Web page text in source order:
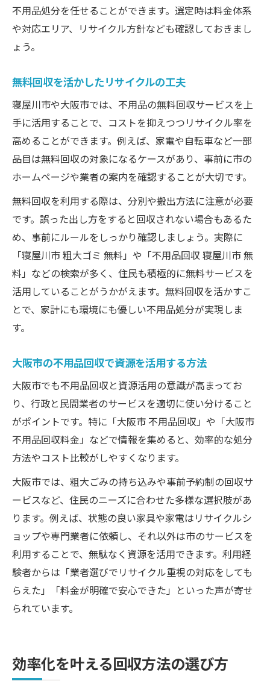
不用品処分を任せることができます。選定時は料金体系
や対応エリア、リサイクル方針なども確認しておきまし
ょう。
無料回収を活かしたリサイクルの工夫
寝屋川市や大阪市では、不用品の無料回収サービスを上
手に活用することで、コストを抑えつつリサイクル率を
高めることができます。例えば、家電や自転車など一部
品目は無料回収の対象になるケースがあり、事前に市の
ホームページや業者の案内を確認することが大切です。
無料回収を利用する際は、分別や搬出方法に注意が必要
です。誤った出し方をすると回収されない場合もあるた
め、事前にルールをしっかり確認しましょう。実際に
「寝屋川市 粗大ゴミ 無料」や「不用品回収 寝屋川市 無
料」などの検索が多く、住民も積極的に無料サービスを
活用していることがうかがえます。無料回収を活かすこ
とで、家計にも環境にも優しい不用品処分が実現しま
す。
大阪市の不用品回収で資源を活用する方法
大阪市でも不用品回収と資源活用の意識が高まってお
り、行政と民間業者のサービスを適切に使い分けること
がポイントです。特に「大阪市 不用品回収」や「大阪市
不用品回収料金」などで情報を集めると、効率的な処分
方法やコスト比較がしやすくなります。
大阪市では、粗大ごみの持ち込みや事前予約制の回収サ
ービスなど、住民のニーズに合わせた多様な選択肢があ
ります。例えば、状態の良い家具や家電はリサイクルシ
ョップや専門業者に依頼し、それ以外は市のサービスを
利用することで、無駄なく資源を活用できます。利用経
験者からは「業者選びでリサイクル重視の対応をしても
らえた」「料金が明確で安心できた」といった声が寄せ
られています。
効率化を叶える回収方法の選び方